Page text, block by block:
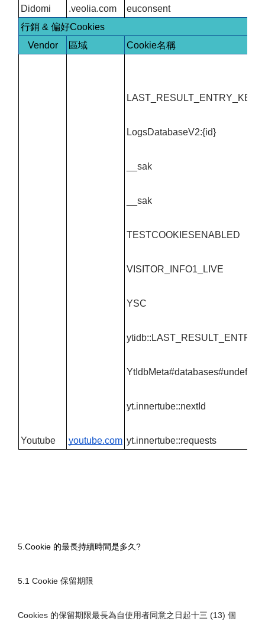
Didomi .veolia.com
euconsent
行銷 & 偏好Cookies
Vendor
區域 Cookie名稱
Youtube youtube.com
LAST_RESULT_ENTRY_KEY
LogsDatabaseV2:{id}
__sak
__sak
TESTCOOKIESENABLED
VISITOR_INFO1_LIVE
YSC
YtIdbMeta#databases#undefined
yt.innertube::nextId
yt.innertube::requests
5. Cookie 的最長持續時間是多久?
5.1 Cookie 保留期限
Cookies 的保留期限最長為自使用者同意之日起十三 (13) 個